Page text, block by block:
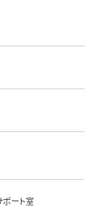
ート室